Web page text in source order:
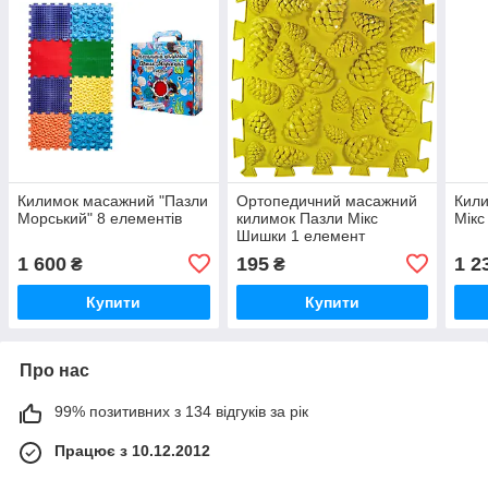
Килимок масажний "Пазли
Морський" 8 елементів
1 600 ₴
Купити
Ортопедичний масажний
килимок Пазли Мікс
Шишки 1 елемент
195₴
Купити
1
Про нас
99% позитивних з 134 відгуків за рік
Працює з 10.12.2012